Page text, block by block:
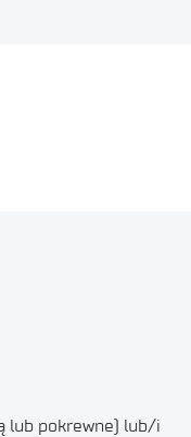
lub pokrewne) lub/i